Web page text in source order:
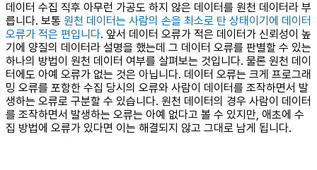
데이터 수집 직후 아무런 가공도 하지 않은 데이터를 원천 데이터라 부
릅니다. 보통 원천 데이터는 사람의 손을 최소로 탄 상태이기에 데이터
오류가 적은 편입니다. 앞서 데이터 오류가 적은 데이터가 신뢰성이 높
기에 양질의 데이터라 설명을 했는데 그 데이터 오류를 판별할 수 있는
하나의 방법이 원천 데이터 여부를 살펴보는 것입니다. 물론 원천 데이
터에도 아예 오류가 없는 것은 아닙니다. 데이터 오류는 크게 프로그래
밍 오류를 포함한 수집 당시의 오류와 사람이 데이터를 조작하면서 발
생하는 오류로 구분할 수 있습니다. 원천 데이터의 경우 사람이 데이터
를 조작하면서 발생하는 오류는 아예 없다고 볼 수 있지만, 애초에 수
집 방법에 오류가 있다면 이는 해결되지 않고 그대로 남게 됩니다.